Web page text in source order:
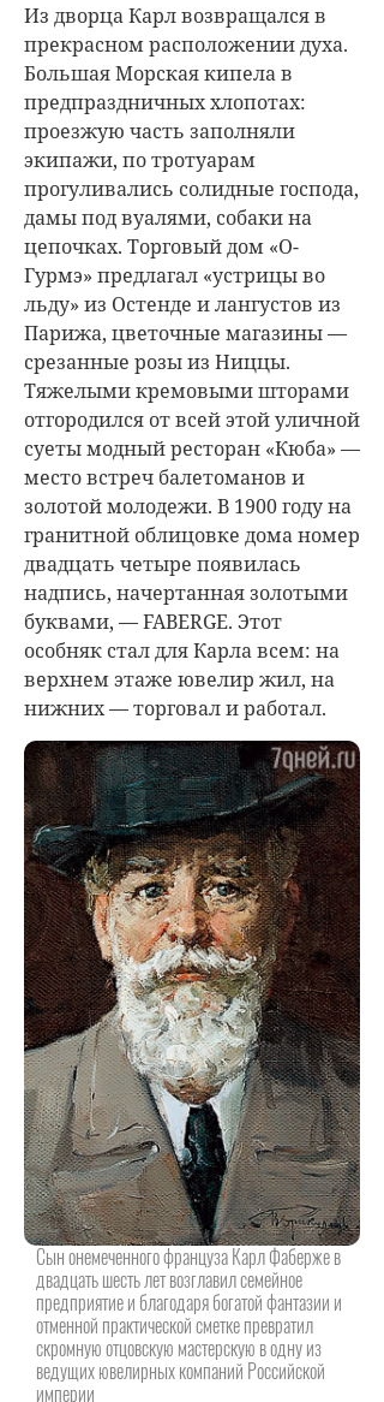
Из дворца Карл возвращался в
прекрасном расположении духа.
Большая Морская кипела в
предпраздничных хлопотах:
проезжую часть заполняли
экипажи, по тротуарам
прогуливались солидные господа,
дамы под вуалями, собаки на
цепочках. Торговый дом «О-
Гурмэ» предлагал «устрицы во
льду» из Остенде и лангустов из
Парижа, цветочные магазины —
срезанные розы из Ниццы.
Тяжелыми кремовыми шторами
отгородился от всей этой уличной
суеты модный ресторан «Кюба» —
место встреч балетоманов и
золотой молодежи. В 1900 году на
гранитной облицовке дома номер
двадцать четыре появилась
надпись, начертанная золотыми
буквами, — FABERGE. Этот
особняк стал для Карла всем: на
верхнем этаже ювелир жил, на
нижних — торговал и работал.
Сын онемеченного француза Карл Фаберже в
двадцать шесть лет возглавил семейное
предприятие и благодаря богатой фантазии и
отменной практической сметке превратил
скромную отцовскую мастерскую в одну из
ведущих ювелирных компаний Российской
империи